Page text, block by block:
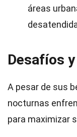
áreas
Desafíos
A pesar de sus
nocturnas
para maximizar